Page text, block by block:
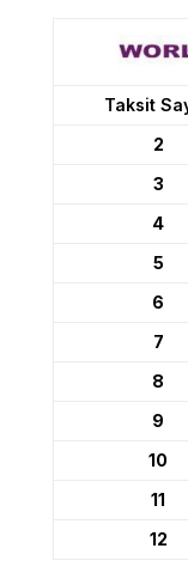
Taksit
2
3
4
5
6
7
8
9
10
11
12